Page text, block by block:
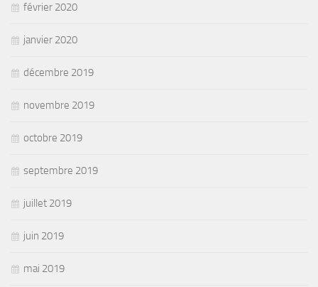
février 2020
janvier 2020
décembre 2019
novembre 2019
octobre 2019
septembre 2019
juillet 2019
juin 2019
mai 2019